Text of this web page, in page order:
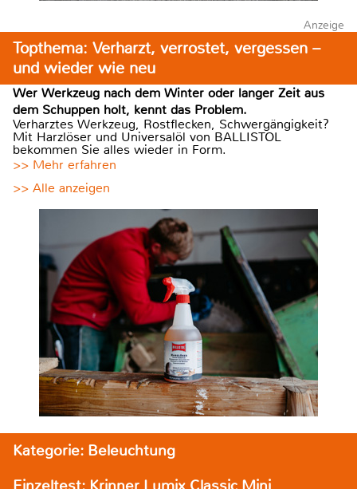
Anzeige
Topthema: Verharzt, verrostet, vergessen –
und wieder wie neu
Wer Werkzeug nach dem Winter oder langer Zeit aus
dem Schuppen holt, kennt das Problem.
Verharztes Werkzeug, Rostflecken, Schwergängigkeit?
Mit Harzlöser und Universalöl von BALLISTOL
bekommen Sie alles wieder in Form.
>> Mehr erfahren
>> Alle anzeigen
Kategorie: Beleuchtung